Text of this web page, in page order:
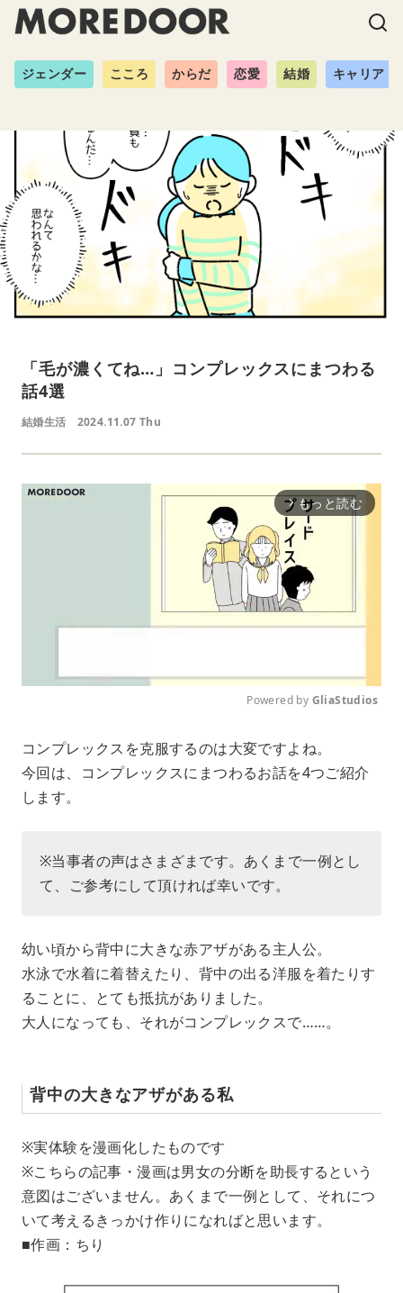
ジェンダー こころ からだ 恋愛 結婚 キャリア
「毛が濃くてね…」コンプレックスにまつわる
話4選
結婚生活 2024.11.07 Thu
arrow_forward_ios もっと読む
u
t
Powered by GliaStudios
コンプレックスを克服するのは大変ですよね。
今回は、コンプレックスにまつわるお話を4つご紹介
します。
※当事者の声はさまざまです。あくまで一例とし
て、ご参考にして頂ければ幸いです。
幼い頃から背中に大きな赤アザがある主人公。
水泳で水着に着替えたり、背中の出る洋服を着たりす
ることに、とても抵抗がありました。
大人になっても、それがコンプレックスで……。
背中の大きなアザがある私
※実体験を漫画化したものです
※こちらの記事・漫画は男女の分断を助長するという
意図はございません。あくまで一例として、それにつ
いて考えるきっかけ作りになればと思います。
■作画：ちり